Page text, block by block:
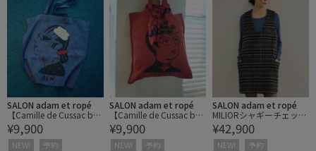
SALON adam et ropé
【Camille de Cussac by
SALON】アートリネント
ートバッグ/ A4対応
¥9,900
NEW! 予約
SALON adam et ropé
【Camille de Cussac by
SALON】アートリネント
ートバッグ/ A4対応
¥9,900
NEW! 予約
SALON adam et ropé
MILIORシャギーチェック
ミニワンピース / セット
アップ対応
¥42,900
NEW! 予約